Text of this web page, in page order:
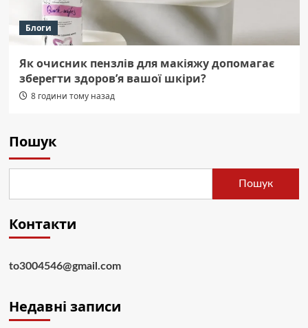
Блоги
Як очисник пензлів для макіяжу допомагає
зберегти здоров’я вашої шкіри?
8 години тому назад
Пошук
Пошук
Контакти
to3004546@gmail.com
Недавні записи